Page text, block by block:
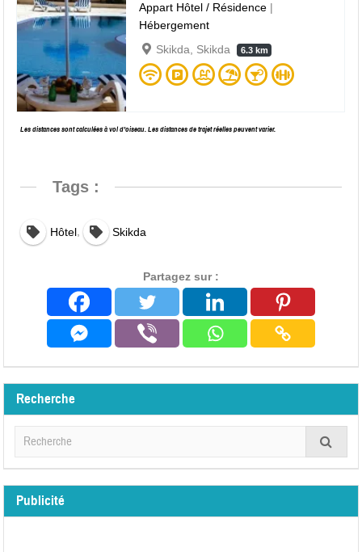
Appart Hôtel / Résidence |
Hébergement
Skikda, Skikda
6.3 km
Les distances sont calculées à vol d’oiseau. Les distances de trajet réelles peuvent varier.
Tags :
Hôtel, Skikda
Partagez sur :
Recherche
Publicité